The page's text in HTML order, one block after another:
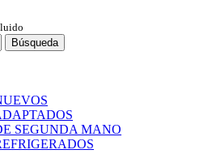
Búsqueda
SEGUNDA MANO